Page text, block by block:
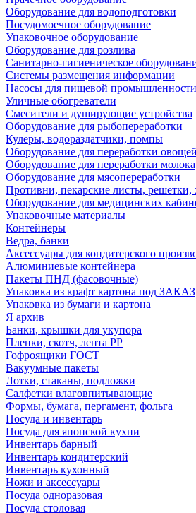
Оборудование для водоподготовки
Посудомоечное оборудование
Упаковочное оборудование
Оборудование для розлива
Санитарно-гигиеническое
Системы размещения информации
Насосы для пищевой промышленности
Уличные обогреватели
Смесители и душирующие устройства
Оборудование для рыбопереработки
Кулеры, водораздатчики, помпы
Оборудование для переработки
Оборудование для переработки молока
Оборудование для мясопереработки
Противни, пекарские листы,
Оборудование для медицинских
Упаковочные материалы
Контейнеры
Ведра, банки
Аксессуары для кондитерского
Алюминиевые контейнера
Пакеты ПНД (фасовочные)
Упаковка из крафт картона под ЗАКАЗ
Упаковка из бумаги и картона
Я архив
Банки, крышки для укупора
Пленки, скотч, лента РР
Гофроящики ГОСТ
Вакуумные пакеты
Лотки, стаканы, подложки
Салфетки влаговпитывающие
Формы, бумага, пергамент, фольга
Посуда и инвентарь
Посуда для японской кухни
Инвентарь барный
Инвентарь кондитерский
Инвентарь кухонный
Ножи и аксессуары
Посуда одноразовая
Посуда столовая